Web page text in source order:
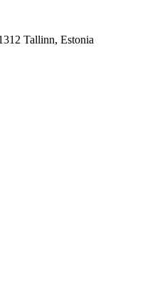
Tallinn, Estonia